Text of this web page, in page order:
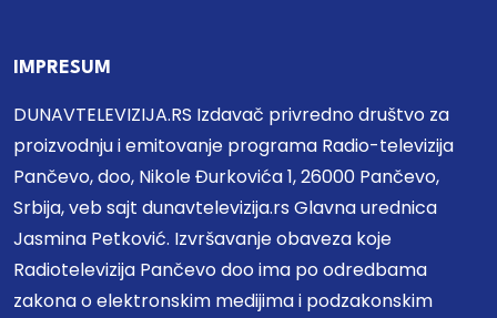
IMPRESUM
DUNAVTELEVIZIJA.RS Izdavač privredno društvo za
proizvodnju i emitovanje programa Radio-televizija
Pančevo, doo, Nikole Đurkovića 1, 26000 Pančevo,
Srbija, veb sajt dunavtelevizija.rs Glavna urednica
Jasmina Petković. Izvršavanje obaveza koje
Radiotelevizija Pančevo doo ima po odredbama
zakona o elektronskim medijima i podzakonskim